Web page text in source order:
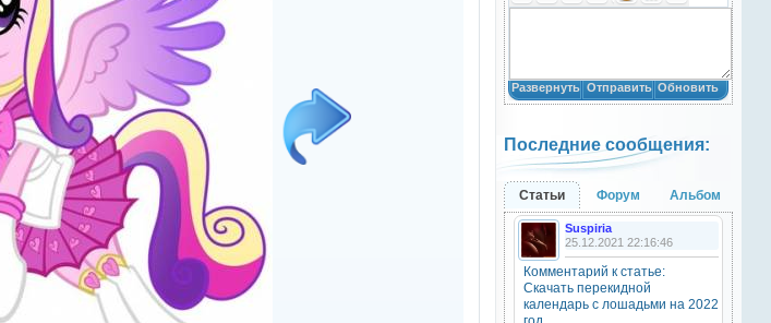
Анастасия18
Анастасия18
кто игры скачивал недавно?
Анастасия18
10 марта 2026
привет
Natali
20 октября 2025
Развернуть Отправить Обновить
Последние сообщения:
Статьи Форум Альбом
Suspiria
25.12.2021 22:16:46
Комментарий к статье:
Скачать перекидной
календарь с лошадьми на 2022